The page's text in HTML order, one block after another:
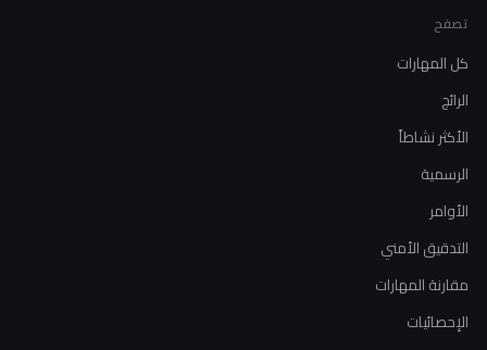
تصفح
كل المهارات
الرائج
الأكثر نشاطاً
الرسمية
الأوامر
التدقيق الأمني
مقارنة المهارات
الإحصائيات